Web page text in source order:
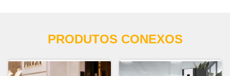
PRODUTOS CONEXOS